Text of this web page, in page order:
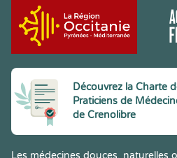
Découvrez la Charte
Praticiens de
de Crenolibre
Les médecines douces, naturelles